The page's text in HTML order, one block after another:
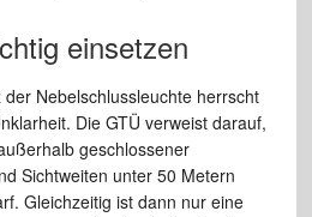
einsetzen
Nebelschlussleuchte herrscht
Die GTÜ verweist darauf,
geschlossener
Sichtweiten unter 50 Metern
Gleichzeitig ist dann nur eine